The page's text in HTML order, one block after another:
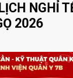
NGHỈ
2026